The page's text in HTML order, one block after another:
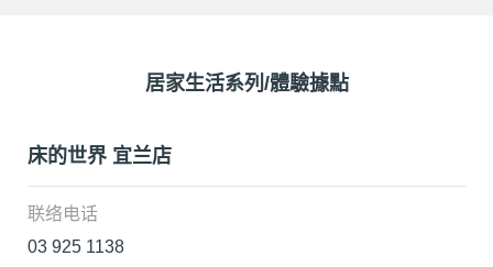
居家生活系列/體驗據點
床的世界 宜兰店
03 925 1138